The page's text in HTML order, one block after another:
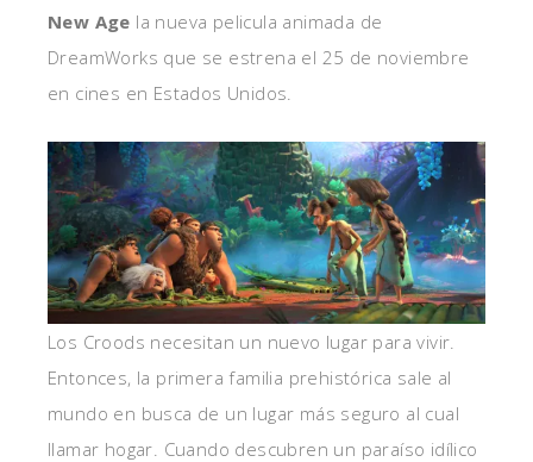
New Age la nueva pelicula animada de
DreamWorks que se estrena el 25 de noviembre
en cines en Estados Unidos.
Los Croods necesitan un nuevo lugar para vivir.
Entonces, la primera familia prehistórica sale al
mundo en busca de un lugar más seguro al cual
llamar hogar. Cuando descubren un paraíso idílico